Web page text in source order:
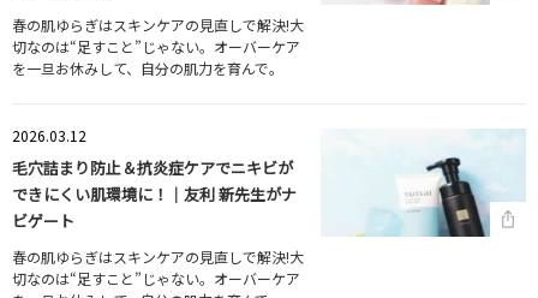
春の肌ゆらぎはスキンケアの見直しで解決!大
切なのは“足すこと”じゃない。オーバーケア
を一旦お休みして、自分の肌力を育んで。
2026.03.12
毛穴詰まり防止＆抗炎症ケアでニキビが
できにくい肌環境に！｜友利 新先生がナ
ビゲート
春の肌ゆらぎはスキンケアの見直しで解決!大
切なのは“足すこと”じゃない。オーバーケア